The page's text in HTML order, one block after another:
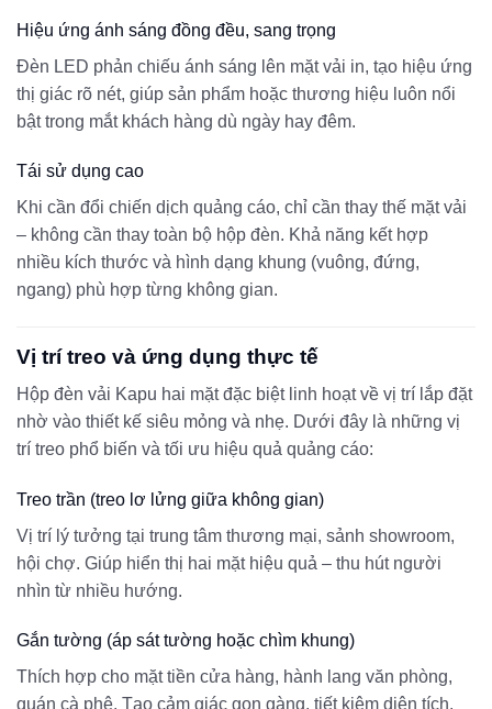
Hiệu ứng ánh sáng đồng đều, sang trọng
Đèn LED phản chiếu ánh sáng lên mặt vải in, tạo hiệu ứng
thị giác rõ nét, giúp sản phẩm hoặc thương hiệu luôn nổi
bật trong mắt khách hàng dù ngày hay đêm.
Tái sử dụng cao
Khi cần đổi chiến dịch quảng cáo, chỉ cần thay thế mặt vải
– không cần thay toàn bộ hộp đèn. Khả năng kết hợp
nhiều kích thước và hình dạng khung (vuông, đứng,
ngang) phù hợp từng không gian.
Vị trí treo và ứng dụng thực tế
Hộp đèn vải Kapu hai mặt đặc biệt linh hoạt về vị trí lắp đặt
nhờ vào thiết kế siêu mỏng và nhẹ. Dưới đây là những vị
trí treo phổ biến và tối ưu hiệu quả quảng cáo:
Treo trần (treo lơ lửng giữa không gian)
Vị trí lý tưởng tại trung tâm thương mại, sảnh showroom,
hội chợ. Giúp hiển thị hai mặt hiệu quả – thu hút người
nhìn từ nhiều hướng.
Gắn tường (áp sát tường hoặc chìm khung)
Thích hợp cho mặt tiền cửa hàng, hành lang văn phòng,
quán cà phê. Tạo cảm giác gọn gàng, tiết kiệm diện tích.